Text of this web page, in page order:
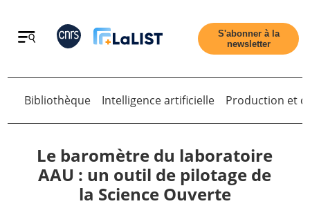
Retour
S'abonner à la
newsletter
Bibliothèque Intelligence artificielle Production et
Le baromètre du laboratoire
AAU : un outil de pilotage de
la Science Ouverte